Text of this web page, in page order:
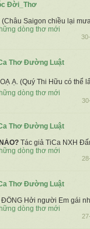
Đời_Thơ
(Châu Saigon chiều lại
dòng thơ mới
Thơ Đường Luật
Ạ. (Quý Thi Hữu có thể lấy 5 vận chính & hoạ tự do,
dòng thơ mới
Thơ Đường Luật
Tác giả TiCa NXH Đấm
dòng thơ mới
Thơ Đường Luật
ĐÔNG Hởi người Em gái
dòng thơ mới